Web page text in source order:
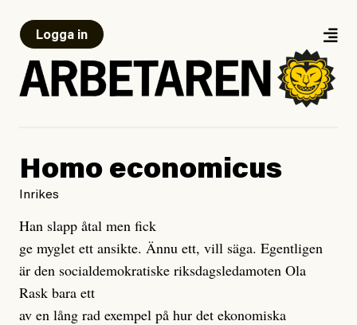
Logga in
Homo economicus
Inrikes
Han slapp åtal men fick
ge myglet ett ansikte. Ännu ett, vill säga. Egentligen
är den socialdemokratiske riksdagsledamoten Ola
Rask bara ett
av en lång rad exempel på hur det ekonomiska